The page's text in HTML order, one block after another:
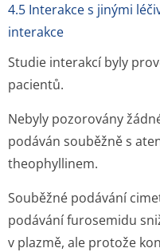
4.5 Interakce s jinými
interakce
Studie interakcí byly
pacientů.
Nebyly pozorovány
podáván souběžně s
theophyllinem.
Souběžné podávání
podávání furosemidu
v plazmě, ale protože